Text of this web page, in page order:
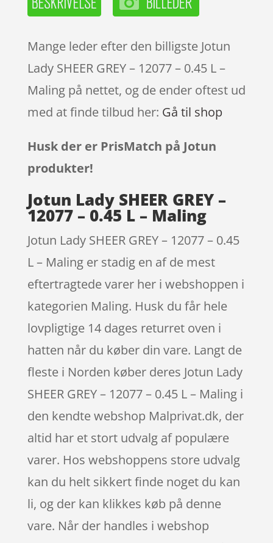
Mange leder efter den billigste Jotun
Lady SHEER GREY – 12077 – 0.45 L –
Maling på nettet, og de ender oftest ud
med at finde tilbud her: Gå til shop
Husk der er PrisMatch på Jotun
produkter!
Jotun Lady SHEER GREY –
12077 – 0.45 L – Maling
Jotun Lady SHEER GREY – 12077 – 0.45
L – Maling er stadig en af de mest
eftertragtede varer her i webshoppen i
kategorien Maling. Husk du får hele
lovpligtige 14 dages returret oven i
hatten når du køber din vare. Langt de
fleste i Norden køber deres Jotun Lady
SHEER GREY – 12077 – 0.45 L – Maling i
den kendte webshop Malprivat.dk, der
altid har et stort udvalg af populære
varer. Hos webshoppens store udvalg
kan du helt sikkert finde noget du kan
li, og der kan klikkes køb på denne
vare. Når der handles i webshop